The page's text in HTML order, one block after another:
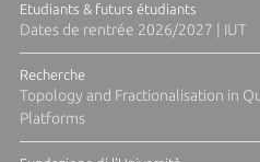
Etudiants & futurs étudiants
Dates de rentrée 2026/2027 | IUT
Recherche
Topology and Fractionalisation in
Platforms